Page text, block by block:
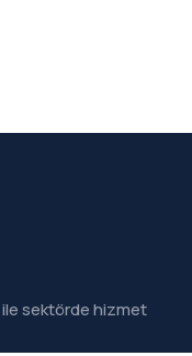
ile sektörde hizmet